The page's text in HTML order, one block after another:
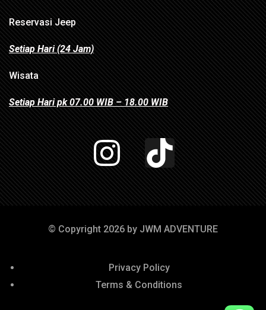
Reservasi Jeep
Setiap Hari (24 Jam)
Wisata
Setiap Hari pk 07.00 WIB – 18.00 WIB
© Copyright 2026 by JWM ADVENTURE
Privacy Policy
Terms & Conditions